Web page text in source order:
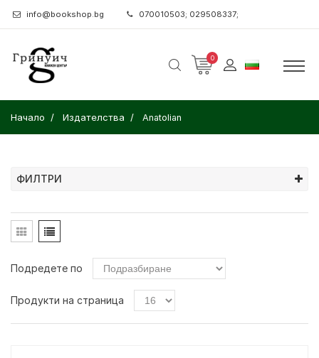
info@bookshop.bg 070010503; 029508337;
0
Начало Издателства Anatolian
ФИЛТРИ
Подредете по
Продукти на страница